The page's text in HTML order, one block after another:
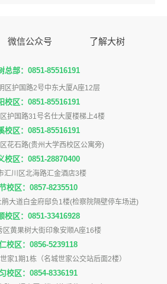
微信公众号 了解大树
总部：0851-85516191
区护国路2号中东大厦A座12层
校区：0851-85516191
护国路31号名仕大厦楼梯上4楼
校区：0851-85516191
花石路(贵州大学西校区公寓旁)
校区：0851-28870400
汇川区北海路汇金酒店3楼
校区：0857-8235510
大道白金府邸负1楼(检察院隔壁停车场进)
校区：0851-33416928
区黄果树大街印象安顺A座16楼
校区：0856-5239118
家1期1栋（名城世家公交站后面2楼）
校区：0854-8336191